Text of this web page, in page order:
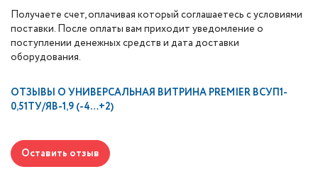
Получаете счет, оплачивая который соглашаетесь с условиями
поставки. После оплаты вам приходит уведомление о
поступлении денежных средств и дата доставки
оборудования.
ОТЗЫВЫ О УНИВЕРСАЛЬНАЯ ВИТРИНА PREMIER ВСУП1-
0,51ТУ/ЯВ-1,9 (-4…+2)
Оставить отзыв